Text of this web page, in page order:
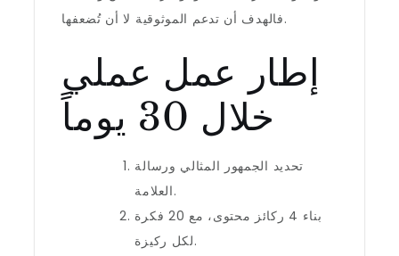
فالهدف أن تدعم الموثوقية لا أن تُضعفها.
إطار عمل عملي
خلال 30 يوماً
تحديد الجمهور المثالي ورسالة
العلامة.
بناء 4 ركائز محتوى، مع 20 فكرة
لكل ركيزة.